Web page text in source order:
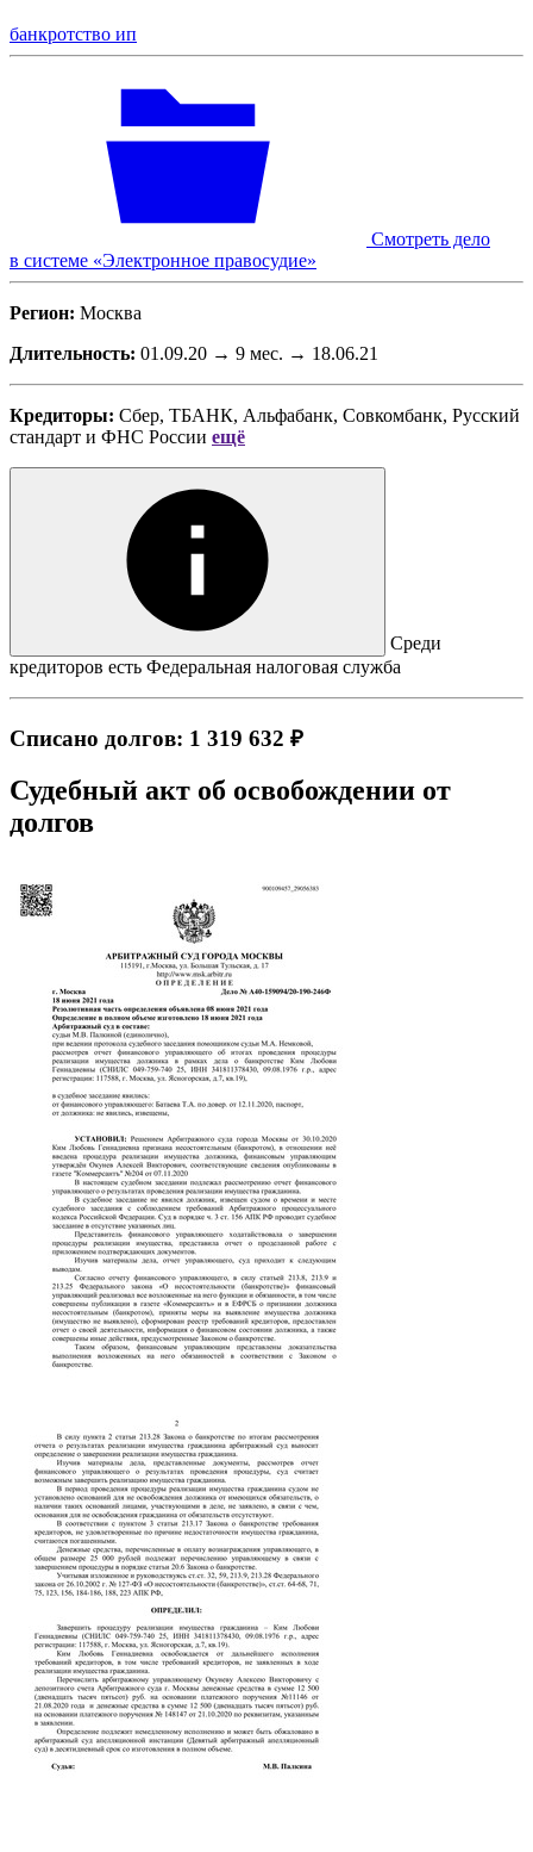
банкротство ип
Смотреть дело
в системе «Электронное правосудие»
Регион: Москва
Длительность: 01.09.20 → 9 мес. → 18.06.21
Кредиторы: Сбер, ТБАНК, Альфабанк, Совкомбанк, Русский
стандарт и ФНС России ещё
Среди
кредиторов есть Федеральная налоговая служба
Списано долгов: 1 319 632 ₽
Судебный акт об освобождении от
долгов